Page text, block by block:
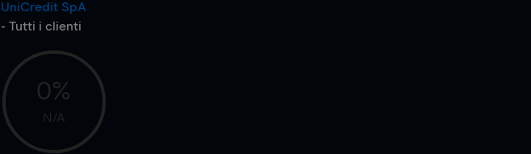
UniCredit SpA
- Tutti i clienti
0%
N/A